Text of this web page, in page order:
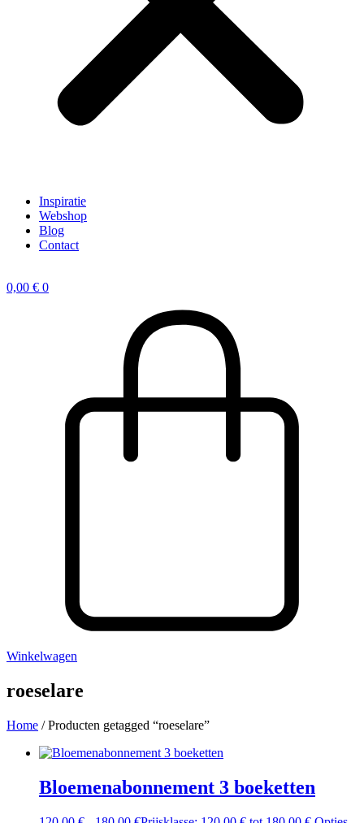
Inspiratie
Webshop
Blog
Contact
0,00 € 0
Winkelwagen
roeselare
Home / Producten getagged “roeselare”
Bloemenabonnement 3 boeketten